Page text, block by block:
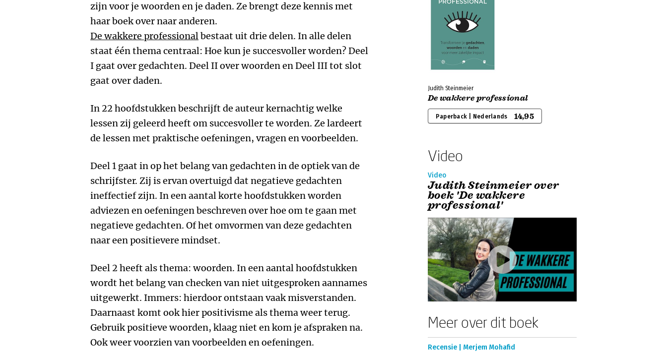
zijn voor je woorden en je daden. Ze brengt deze kennis met
haar boek over naar anderen.
De wakkere professionalbestaat uit drie delen. In alle delen
staat één thema centraal: Hoe kun je succesvoller worden? Deel
I gaat over gedachten. Deel II over woorden en Deel III tot slot
gaat over daden.
In 22 hoofdstukken beschrijft de auteur kernachtig welke
lessen zij geleerd heeft om succesvoller te worden. Ze lardeert
de lessen met praktische oefeningen, vragen en voorbeelden.
Deel 1 gaat in op het belang van gedachten in de optiek van de
schrijfster. Zij is ervan overtuigd dat negatieve gedachten
ineffectief zijn. In een aantal korte hoofdstukken worden
adviezen en oefeningen beschreven over hoe om te gaan met
negatieve gedachten. Of het omvormen van deze gedachten
naar een positievere mindset.
Deel 2 heeft als thema: woorden. In een aantal hoofdstukken
wordt het belang van checken van niet uitgesproken aannames
uitgewerkt. Immers: hierdoor ontstaan vaak misverstanden.
Daarnaast komt ook hier positivisme als thema weer terug.
Gebruik positieve woorden, klaag niet en kom je afspraken na.
Ook weer voorzien van voorbeelden en oefeningen.
Judith Steinmeier
De wakkere professional
Paperback | Nederlands 14,95
Video
Video
Judith Steinmeier over
boek 'De wakkere
professional'
Meer over dit boek
Recensie | Merjem Mohafid